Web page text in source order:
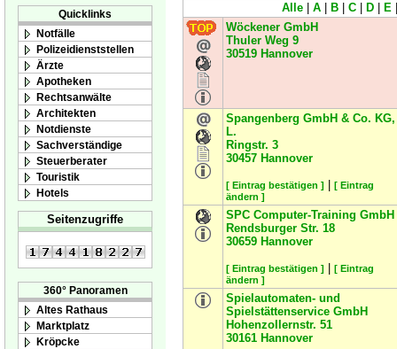
Quicklinks
Notfälle
Polizeidienststellen
Ärzte
Apotheken
Rechtsanwälte
Architekten
Notdienste
Sachverständige
Steuerberater
Touristik
Hotels
Seitenzugriffe
360° Panoramen
Altes Rathaus
Marktplatz
Kröpcke
Alle A B C D E
Wöckener GmbH
Thuler Weg 9
30519 Hannover
Spangenberg GmbH & Co. KG,
L.
Ringstr. 3
30457 Hannover
[ Eintrag bestätigen ]
[ Eintrag
ändern ]
SPC Computer-Training GmbH
Rendsburger Str. 18
30659 Hannover
[ Eintrag bestätigen ]
[ Eintrag
ändern ]
Spielautomaten- und
Spielstättenservice GmbH
Hohenzollernstr. 51
30161 Hannover